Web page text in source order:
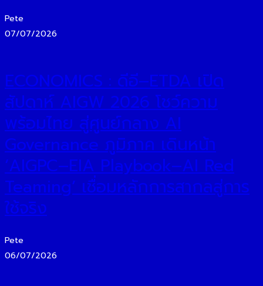
Pete
07/07/2026
ECONOMICS : ดีอี–ETDA เปิด
สัปดาห์ AIGW 2026 โชว์ความ
พร้อมไทย สู่ศูนย์กลาง AI
Governance ภูมิภาค เดินหน้า
‘AIGPC–EIA Playbook–AI Red
Teaming’ เชื่อมหลักการสากลสู่การ
ใช้จริง
Pete
06/07/2026